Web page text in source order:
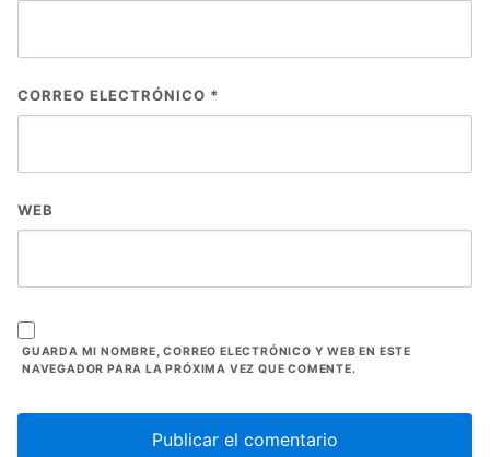
CORREO ELECTRÓNICO *
WEB
GUARDA MI NOMBRE, CORREO ELECTRÓNICO Y WEB EN ESTE
NAVEGADOR PARA LA PRÓXIMA VEZ QUE COMENTE.